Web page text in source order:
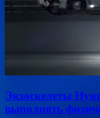
Экзоскелеты
выполнять